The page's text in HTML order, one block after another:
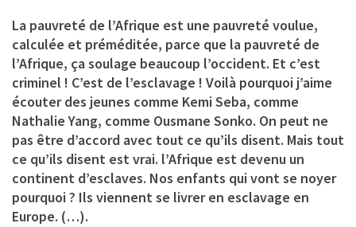
La pauvreté de l’Afrique est une pauvreté voulue,
calculée et préméditée, parce que la pauvreté de
l’Afrique, ça soulage beaucoup l’occident. Et c’est
criminel ! C’est de l’esclavage ! Voilà pourquoi j’aime
écouter des jeunes comme Kemi Seba, comme
Nathalie Yang, comme Ousmane Sonko. On peut ne
pas être d’accord avec tout ce qu’ils disent. Mais tout
ce qu’ils disent est vrai. l’Afrique est devenu un
continent d’esclaves. Nos enfants qui vont se noyer
pourquoi ? Ils viennent se livrer en esclavage en
Europe. (…).